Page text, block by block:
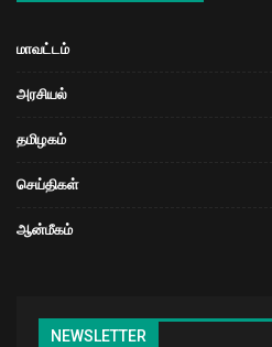
மாவட்டம்
அரசியல்
தமிழகம்
செய்திகள்
ஆன்மீகம்
NEWSLETTER